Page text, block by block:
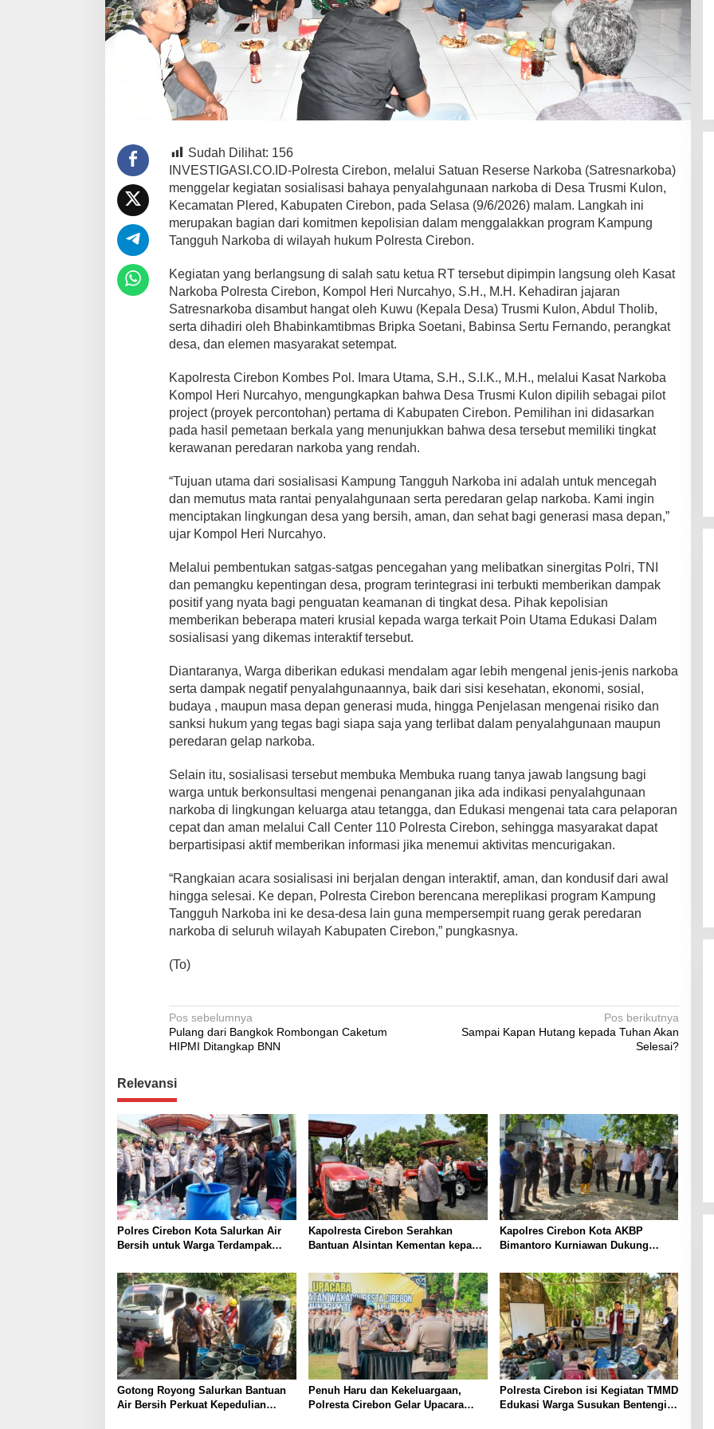
Sudah Dilihat: 156
INVESTIGASI.CO.ID-Polresta Cirebon, melalui Satuan Reserse Narkoba (Satresnarkoba)
menggelar kegiatan sosialisasi bahaya penyalahgunaan narkoba di Desa Trusmi Kulon,
Kecamatan Plered, Kabupaten Cirebon, pada Selasa (9/6/2026) malam. Langkah ini
merupakan bagian dari komitmen kepolisian dalam menggalakkan program Kampung
Tangguh Narkoba di wilayah hukum Polresta Cirebon.
Kegiatan yang berlangsung di salah satu ketua RT tersebut dipimpin langsung oleh Kasat
Narkoba Polresta Cirebon, Kompol Heri Nurcahyo, S.H., M.H. Kehadiran jajaran
Satresnarkoba disambut hangat oleh Kuwu (Kepala Desa) Trusmi Kulon, Abdul Tholib,
serta dihadiri oleh Bhabinkamtibmas Bripka Soetani, Babinsa Sertu Fernando, perangkat
desa, dan elemen masyarakat setempat.
Kapolresta Cirebon Kombes Pol. Imara Utama, S.H., S.I.K., M.H., melalui Kasat Narkoba
Kompol Heri Nurcahyo, mengungkapkan bahwa Desa Trusmi Kulon dipilih sebagai pilot
project (proyek percontohan) pertama di Kabupaten Cirebon. Pemilihan ini didasarkan
pada hasil pemetaan berkala yang menunjukkan bahwa desa tersebut memiliki tingkat
kerawanan peredaran narkoba yang rendah.
“Tujuan utama dari sosialisasi Kampung Tangguh Narkoba ini adalah untuk mencegah
dan memutus mata rantai penyalahgunaan serta peredaran gelap narkoba. Kami ingin
menciptakan lingkungan desa yang bersih, aman, dan sehat bagi generasi masa depan,”
ujar Kompol Heri Nurcahyo.
Melalui pembentukan satgas-satgas pencegahan yang melibatkan sinergitas Polri, TNI
dan pemangku kepentingan desa, program terintegrasi ini terbukti memberikan dampak
positif yang nyata bagi penguatan keamanan di tingkat desa. Pihak kepolisian
memberikan beberapa materi krusial kepada warga terkait Poin Utama Edukasi Dalam
sosialisasi yang dikemas interaktif tersebut.
Diantaranya, Warga diberikan edukasi mendalam agar lebih mengenal jenis-jenis narkoba
serta dampak negatif penyalahgunaannya, baik dari sisi kesehatan, ekonomi, sosial,
budaya , maupun masa depan generasi muda, hingga Penjelasan mengenai risiko dan
sanksi hukum yang tegas bagi siapa saja yang terlibat dalam penyalahgunaan maupun
peredaran gelap narkoba.
Selain itu, sosialisasi tersebut membuka Membuka ruang tanya jawab langsung bagi
warga untuk berkonsultasi mengenai penanganan jika ada indikasi penyalahgunaan
narkoba di lingkungan keluarga atau tetangga, dan Edukasi mengenai tata cara pelaporan
cepat dan aman melalui Call Center 110 Polresta Cirebon, sehingga masyarakat dapat
berpartisipasi aktif memberikan informasi jika menemui aktivitas mencurigakan.
“Rangkaian acara sosialisasi ini berjalan dengan interaktif, aman, dan kondusif dari awal
hingga selesai. Ke depan, Polresta Cirebon berencana mereplikasi program Kampung
Tangguh Narkoba ini ke desa-desa lain guna mempersempit ruang gerak peredaran
narkoba di seluruh wilayah Kabupaten Cirebon,” pungkasnya.
(To)
Navigasi
pos
Pos sebelumnya
Pulang dari Bangkok Rombongan Caketum
HIPMI Ditangkap BNN
Pos berikutnya
Sampai Kapan Hutang kepada Tuhan Akan
Selesai?
Relevansi
Polres Cirebon Kota Salurkan Air
Bersih untuk Warga Terdampak
Kapolresta Cirebon Serahkan
Bantuan Alsintan Kementan kepada
Swasembada Pangan Nasional
Kapolres Cirebon Kota AKBP
Bimantoro Kurniawan Dukung
Tingkatkan Keamanan dan
Kenyamanan Warga
Gotong Royong Salurkan Bantuan
Air Bersih Perkuat Kepedulian
Penuh Haru dan Kekeluargaan,
Polresta Cirebon Gelar Upacara
Polresta Cirebon isi Kegiatan TMMD
Edukasi Warga Susukan Bentengi